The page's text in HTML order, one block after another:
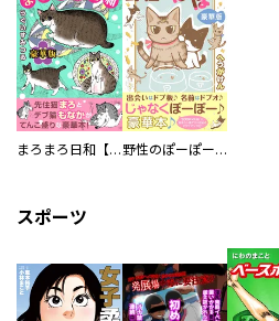
まろまろ日和【豪華版】 野性のぽーぽー【豪華版】
スポーツ